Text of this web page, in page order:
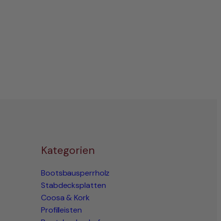
Kategorien
Bootsbausperrholz
Stabdecksplatten
Coosa & Kork
Profilleisten